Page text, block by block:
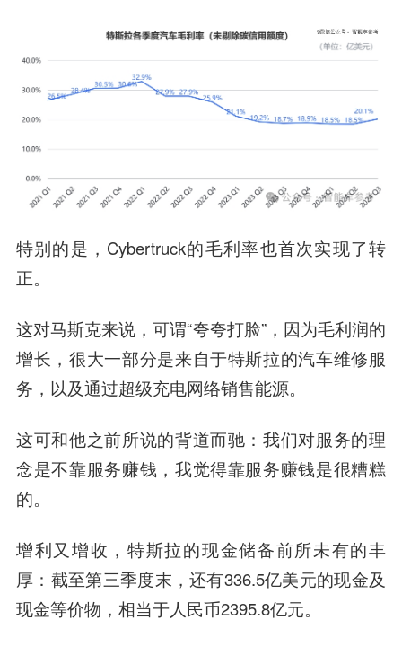
特别的是，Cybertruck的毛利率也首次实现了转
正。
这对马斯克来说，可谓“夸夸打脸”，因为毛利润的
增长，很大一部分是来自于特斯拉的汽车维修服
务，以及通过超级充电网络销售能源。
这可和他之前所说的背道而驰：我们对服务的理
念是不靠服务赚钱，我觉得靠服务赚钱是很糟糕
的。
增利又增收，特斯拉的现金储备前所未有的丰
厚：截至第三季度末，还有336.5亿美元的现金及
现金等价物，相当于人民币2395.8亿元。